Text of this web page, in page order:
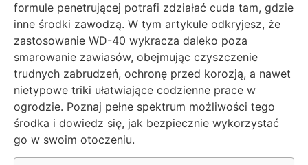
formule penetrującej potrafi zdziałać cuda tam, gdzie
inne środki zawodzą. W tym artykule odkryjesz, że
zastosowanie WD-40 wykracza daleko poza
smarowanie zawiasów, obejmując czyszczenie
trudnych zabrudzeń, ochronę przed korozją, a nawet
nietypowe triki ułatwiające codzienne prace w
ogrodzie. Poznaj pełne spektrum możliwości tego
środka i dowiedz się, jak bezpiecznie wykorzystać
go w swoim otoczeniu.